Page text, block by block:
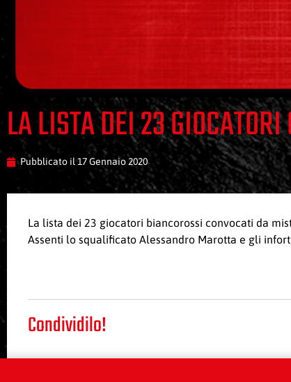
LA LISTA DEI 23
Pubblicato il17 Gennaio 2020
La lista dei 23 giocatori biancorossi convocati da
Assenti lo squalificato Alessandro Marotta e gli
Condividilo!